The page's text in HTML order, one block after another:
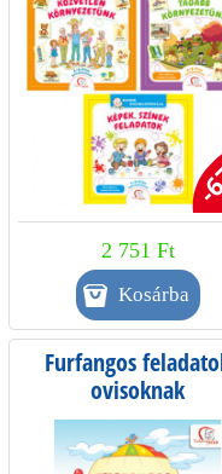
-
2 751 Ft
Furfangos
ovisoknak